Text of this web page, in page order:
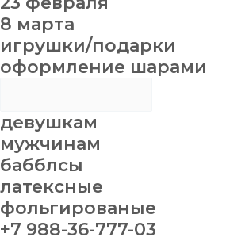
8 марта
игрушки/подарки
оформление шарами
девушкам
мужчинам
бабблсы
латексные
фольгированые
+7 988-36-777-03